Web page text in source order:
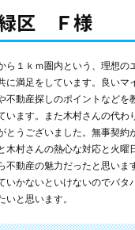
区 Ｆ様
ら１ｋｍ圏内という、理想の
に満足をしています。良いマ
不動産探しのポイントなどを
います。また木村さんの代わ
とうございました。無事契約
木村さんの熱心な対応と火曜
不動産の魅力だったと思いま
いかないといけないのでバタ
いと思います。